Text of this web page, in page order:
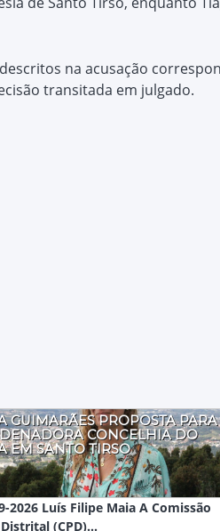
na acusação
transitada em julgado.
GUIMARÃES PROPOSTA PARA
CONCELHIA DO
EM SANTO TIRSO
2026 Luís Filipe Maia A Comissão
(CPD)...